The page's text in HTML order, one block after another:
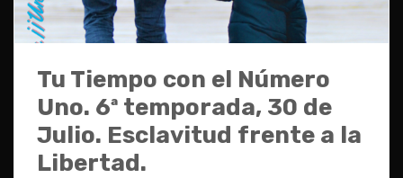
Tu Tiempo con el Número
Uno. 6ª temporada, 30 de
Julio. Esclavitud frente a la
Libertad.